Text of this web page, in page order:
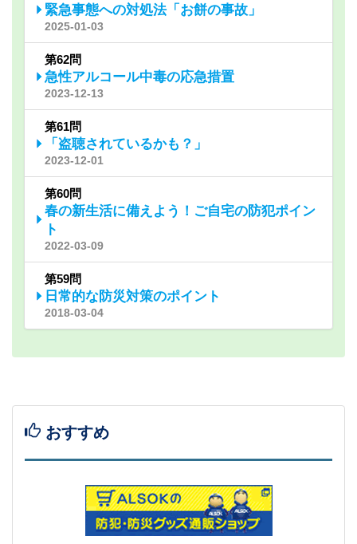
緊急事態への対処法「お餅の事故」
2025-01-03
第62問
急性アルコール中毒の応急措置
2023-12-13
第61問
「盗聴されているかも？」
2023-12-01
第60問
春の新生活に備えよう！ご自宅の防犯ポイン
ト
2022-03-09
第59問
日常的な防災対策のポイント
2018-03-04
おすすめ